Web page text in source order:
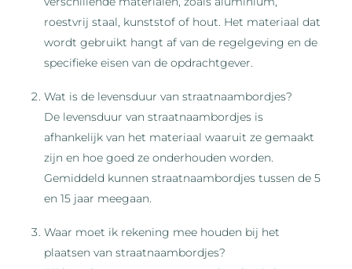
roestvrij staal, kunststof of hout. Het materiaal dat
wordt gebruikt hangt af van de regelgeving en de
specifieke eisen van de opdrachtgever.
Wat is de levensduur van straatnaambordjes?
De levensduur van straatnaambordjes is
afhankelijk van het materiaal waaruit ze gemaakt
zijn en hoe goed ze onderhouden worden.
Gemiddeld kunnen straatnaambordjes tussen de 5
en 15 jaar meegaan.
Waar moet ik rekening mee houden bij het
plaatsen van straatnaambordjes?